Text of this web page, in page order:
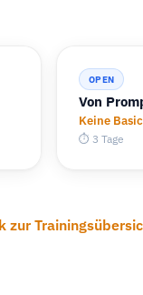
OPEN
Von
Keine
⏱ 3 Tage
zur